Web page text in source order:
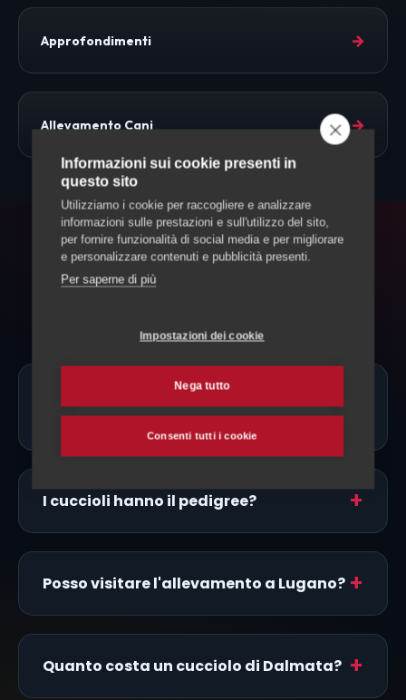
Approfondimenti →
Allevamento Cani →
FAQ
Domande frequenti
Ci sono allevatori di Dalmata proprio a
Lugano?
I cuccioli hanno il pedigree?
Posso visitare l'allevamento a Lugano?
Quanto costa un cucciolo di Dalmata?
Informazioni sui cookie presenti in
questo sito
Utilizziamo i cookie per raccogliere e analizzare
informazioni sulle prestazioni e sull'utilizzo del sito,
per fornire funzionalità di social media e per migliorare
e personalizzare contenuti e pubblicità presenti.
Per saperne di più
Impostazioni dei cookie
Nega tutto
Consenti tutti i cookie